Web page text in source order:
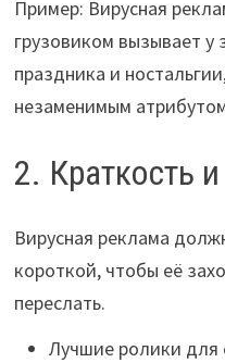
Пример: Вирусная
грузовиком вызывает
праздника и
незаменимым
2. Краткость
Вирусная реклама
короткой, чтобы её
переслать.
Лучшие ролики для